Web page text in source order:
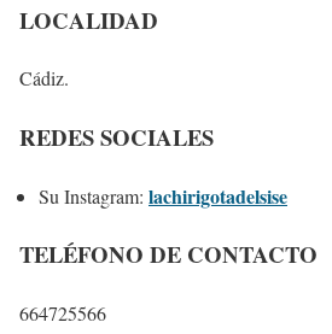
LOCALIDAD
Cádiz.
REDES SOCIALES
Su Instagram: lachirigotadelsise
TELÉFONO DE CONTACTO
664725566